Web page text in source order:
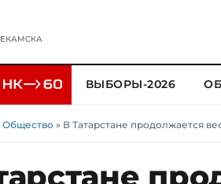
ВЫБОРЫ-2026
Общество » В Татарстане продолжается